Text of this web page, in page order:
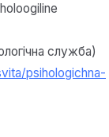
служба)
psihologichna-